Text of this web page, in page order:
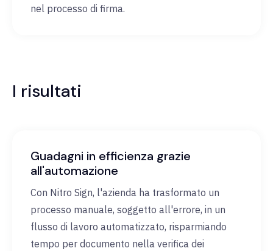
nel processo di firma.
I risultati
Guadagni in efficienza grazie
all'automazione
Con Nitro Sign, l'azienda ha trasformato un
processo manuale, soggetto all'errore, in un
flusso di lavoro automatizzato, risparmiando
tempo per documento nella verifica dei